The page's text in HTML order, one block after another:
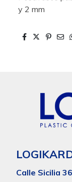
y 2 mm
Calle Sicilia